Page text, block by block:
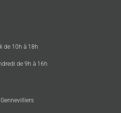
de 10h à 18h
de 9h à 16h